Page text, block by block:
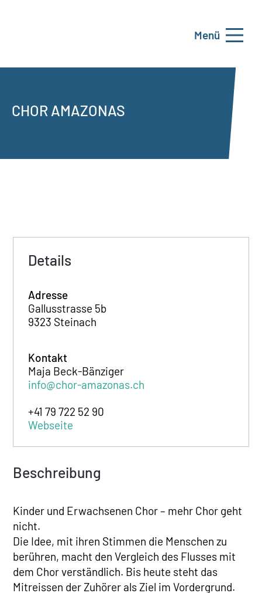
Menü
CHOR AMAZONAS
Details
Adresse
Gallusstrasse 5b
9323 Steinach
Kontakt
Maja Beck-Bänziger
info@chor-amazonas.ch
+41 79 722 52 90
Webseite
Beschreibung
Kinder und Erwachsenen Chor – mehr Chor geht
nicht.
Die Idee, mit ihren Stimmen die Menschen zu
berühren, macht den Vergleich des Flusses mit
dem Chor verständlich. Bis heute steht das
Mitreissen der Zuhörer als Ziel im Vordergrund.